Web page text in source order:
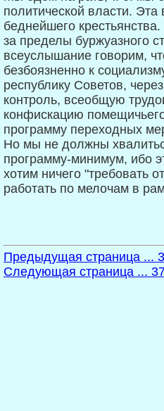
политической вла­сти.
беднейшего
за пределы буржуазного
всеуслышание говорим,
безбоязненно к
респуб­лику Советов,
контроль, всеоб­щую
конфискацию
программу переходных
Но мы не должны
программу-минимум, ибо
хотим ничего "требовать
работать по мелочам в
Предыдущая страница ...
Следующая страница ...